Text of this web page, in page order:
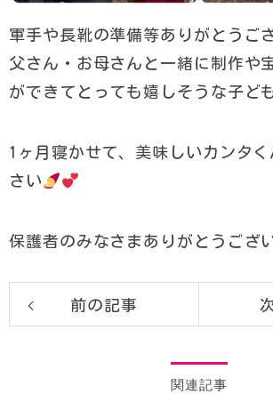
軍手や長靴の準備等ありがとうご
父さん・お母さんと一緒に制作や
ができてとっても嬉しそうな子ど
1ヶ月寝かせて、美味しいカンタ
さい
保護者のみなさまありがとうござ
前の記事
関連記事